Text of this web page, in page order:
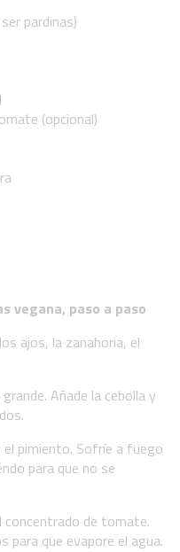
pardinas)
(opcional)
vegana, paso a paso
ajos, la zanahoria, el
Añade la cebolla y
el pimiento. Sofríe a fuego
para que no se
de tomate.
para que evapore el agua.